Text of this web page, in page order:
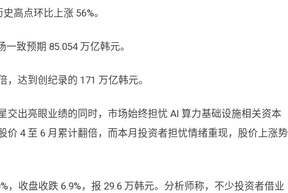
高点环比上涨 56%。
致预期 85.054 万亿韩元。
达到创纪录的 171 万亿韩元。
交出亮眼业绩的同时，市场始终担忧 AI 算力基础设施相关资本
价 4 至 6 月累计翻倍，而本月投资者担忧情绪重现，股价上涨势
，收盘收跌 6.9%，报 29.6 万韩元。分析师称，不少投资者借业